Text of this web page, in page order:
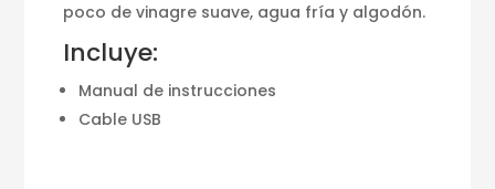
poco de vinagre suave, agua fría y algodón.
Incluye:
Manual de instrucciones
Cable USB